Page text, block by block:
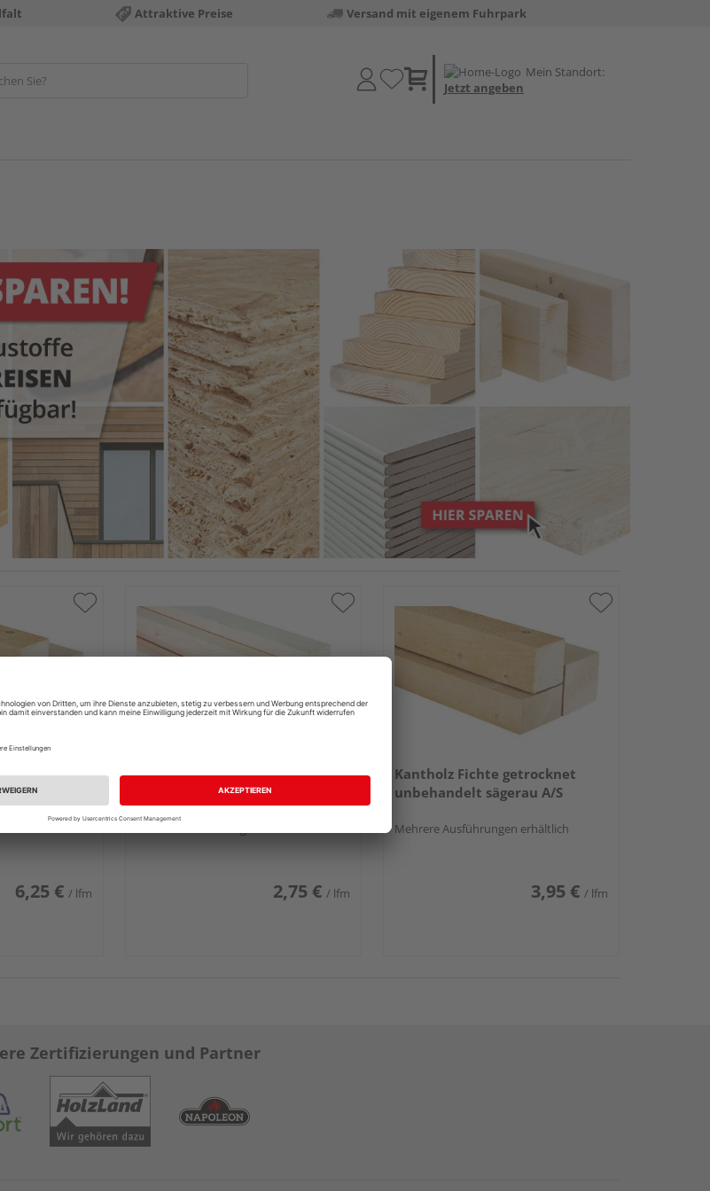
Attraktive Preise Versand mit eigenem Fuhrpark
Mein Standort:
Jetzt angeben
A/B
6,25 € / lfm
Kantholz nordische Fichte
unbehandelt gehobelt u/s
hobelfallend
2,75 € / lfm
Kantholz Fichte getrocknet
unbehandelt sägerau A/S
Mehrere Ausführungen erhältlich
3,95 € / lfm
Zertifizierungen und Partner